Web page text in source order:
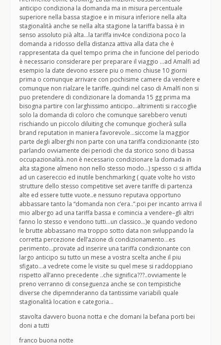
anticipo condiziona la domanda ma in misura percentuale
superiore nella bassa stagioe e in misura inferiore nella alta
stagionalità anche se nella alta stagione la tariffa bassa è in
senso assoluto pià alta…la tariffa inv4ce condiziona poco la
domanda a ridosso della distanza attiva alla data che è
rappresentata da quel tempo prima che in funcione del periodo
è necessario considerare per preparare il viaggio …ad Amalfi ad
esempio la date devono essere piu o meno chiuse 10 giorni
prima o comunque arrivare con pochisime camere da vendere e
comunque non rialzare le tariffe..quindi nel caso di Amalfi non si
puo pretendere di condizionare la domanda 15 gg prima ma
bisogna partire con larghissimo anticipo…altrimenti si raccoglie
solo la domanda di coloro che comunque sarebbero venuti
rischiando un piccolo diluiting che comunque giocherà sulla
brand reputation in maniera favorevole…siccome la maggior
parte degli alberghi non parte con una tariffa condizionante (sto
parlando ovviamente dei periodi che da storico sono di bassa
occupazionalità..non è necessario condizionare la domada in
alta stagione almeno non nello stesso modo…) spesso ci si affida
ad un casereccio ed inutile benchmarking ( quate volte ho visto
strutture dello stesso competitive set avere tariffe di partenza
alte ed essere tutte vuote..e nessuno reputava opportuno
abbassare tanto la “domanda non c’era..”.poi per incanto arriva il
mio albergo ad una tariffa bassa e comincia a vendere–gli altri
fanno lo stesso e vendono tutti…un classico…)e quando vedono
le brutte abbassano ma troppo sotto data non sviluppando la
corretta percezione dell’azione di condizionamento…es
perimento…provate ad inserire una tariffa condizionante con
largo anticipo su tutto un mese a vostra scelta anche il piu
sfigato…a vedrete come le visite su quel mese si raddoppiano
rispetto all’anno precedente ..che significa???..ovviamente le
preno verranno di conseguenza anche se con tempistiche
diverse che dipemnderanno da tantissime variabili quale
stagionalità location e categoria…
stavolta davvero buona notta e che domani la befana porti bei
doni a tutti
franco buona notte